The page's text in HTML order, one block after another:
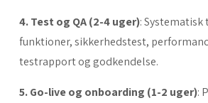
4. Test og QA (2-4 uger): Systematisk
funktioner, sikkerhedstest,
testrapport og godkendelse.
5. Go-live og onboarding (1-2 uger):